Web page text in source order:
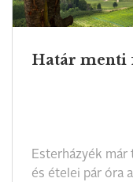
Határ menti
Esterházyék már
és ételei pár óra